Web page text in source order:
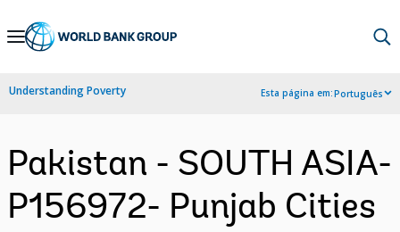
Skip
Navigation
Understanding Poverty Esta página em:Português
Pakistan - SOUTH ASIA-
P156972- Punjab Cities